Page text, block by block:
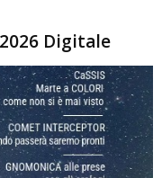
Digitale